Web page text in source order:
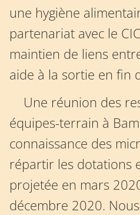
une hygiène
partenariat avec le
maintien de liens
aide à la sortie en fin
Une réunion des responsables des
équipes-terrain à
connaissance des
répartir les dotations
projetée en mars
décembre 2020.